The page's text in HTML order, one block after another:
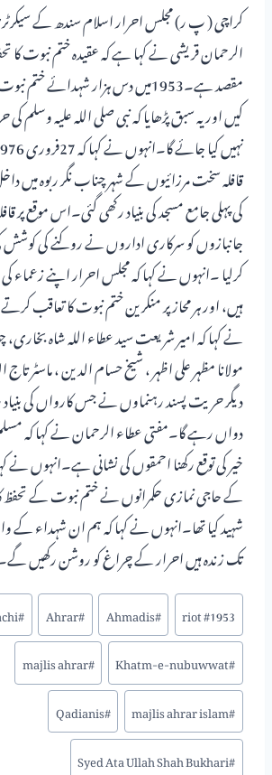
کراچی ( پ ر) مجلس احرار اسلام سندھ کے
الرحمان قریشی نے کہا ہے کہ عقیدہ ختم نبوت کا
مقصد ہے۔1953میں دس ہزار شہدائے
کیں اور یہ سبق پڑھایا کہ نبی صلی اللہ علیہ وسلم کی
قافلہ سخت مرزائیوں کے شہر چناب نگر ربوہ میں
کی پہلی جامع مسجد کی بنیاد رکھی گئی۔اس موقع پر
جانبازوں کو سرکاری اداروں نے روکنے کی کوشش
کرلیا ۔انہوں نے کہا کہ مجلس احرار اپنے زعماء
ہیں، اور ہر محاز پر منکرین ختم نبوت کا تعاقب
نے کہا کہ امیر شریعت سید عطاء اللہ شاہ
مولانا مظہر علی اظہر ، شیخ حسام الدین ، ماسٹر
دیگر حریت پسند رہنماوں نے جس کارواں کی
دواں رہے گا۔مفتی عطاء الرحمان نے کہا کہ
کے حاجی نمازی حکمرانوں نے ختم نبوت کے تحفظ
شہید کیا تھا۔انہوں نے کہا کہ ہم ان شہداء
تک زندہ ہیں احرار کے چراغ کو روشن رکھیں
#1953 riot
#
Ahmadis
#
Ahrar
#
#
Khatm-e-nubuwwat
#
majlis ahrar
#
majlis ahrar islam
#
Qadianis
#
Syed Ata Ullah Shah Bukhari